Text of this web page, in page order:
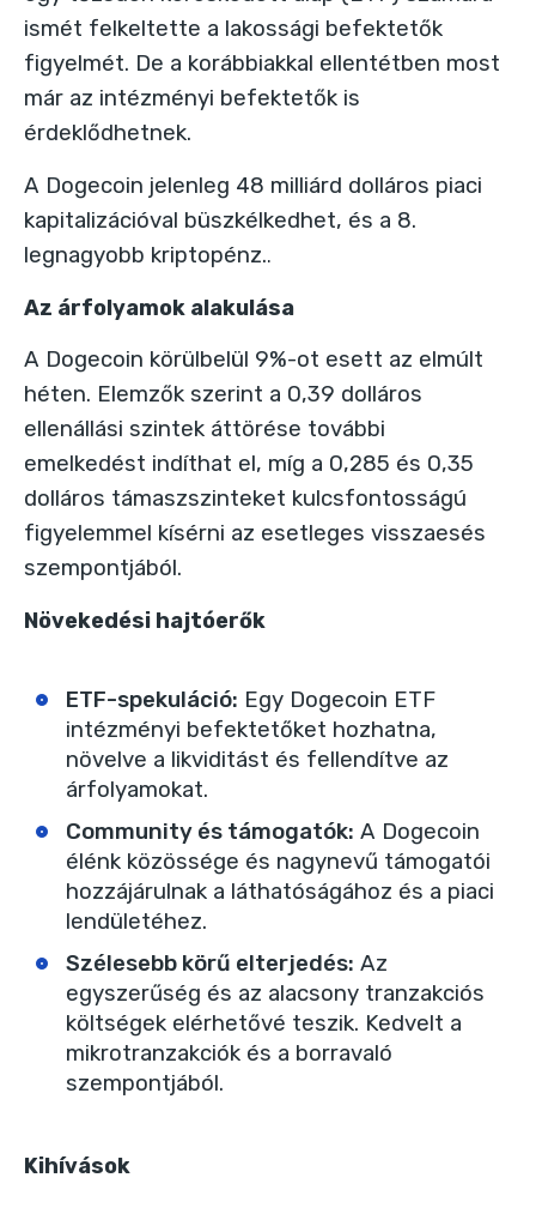
ismét felkeltette a lakossági befektetők
figyelmét. De a korábbiakkal ellentétben most
már az intézményi befektetők is
érdeklődhetnek.
A Dogecoin jelenleg 48 milliárd dolláros piaci
kapitalizációval büszkélkedhet, és a 8.
legnagyobb kriptopénz..
Az árfolyamok alakulása
A Dogecoin körülbelül 9%-ot esett az elmúlt
héten. Elemzők szerint a 0,39 dolláros
ellenállási szintek áttörése további
emelkedést indíthat el, míg a 0,285 és 0,35
dolláros támaszszinteket kulcsfontosságú
figyelemmel kísérni az esetleges visszaesés
szempontjából.
Növekedési hajtóerők
ETF-spekuláció: Egy Dogecoin ETF
intézményi befektetőket hozhatna,
növelve a likviditást és fellendítve az
árfolyamokat.
Community és támogatók: A Dogecoin
élénk közössége és nagynevű támogatói
hozzájárulnak a láthatóságához és a piaci
lendületéhez.
Szélesebb körű elterjedés: Az
egyszerűség és az alacsony tranzakciós
költségek elérhetővé teszik. Kedvelt a
mikrotranzakciók és a borravaló
szempontjából.
Kihívások